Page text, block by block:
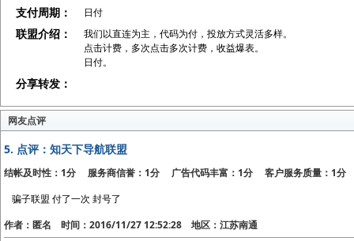
支付周期： 日付
联盟介绍：
我们以直连为主，代码为付，投放方式灵活多样。
点击计费，多次点击多次计费，收益爆表。
日付。
分享转发：
网友点评
5. 点评：知天下导航联盟
结帐及时性：1分 服务商信誉：1分 广告代码丰富：1分 客户服务质量：1分
骗子联盟 付了一次 封号了
作者：匿名 时间：2016/11/27 12:52:28 地区：江苏南通